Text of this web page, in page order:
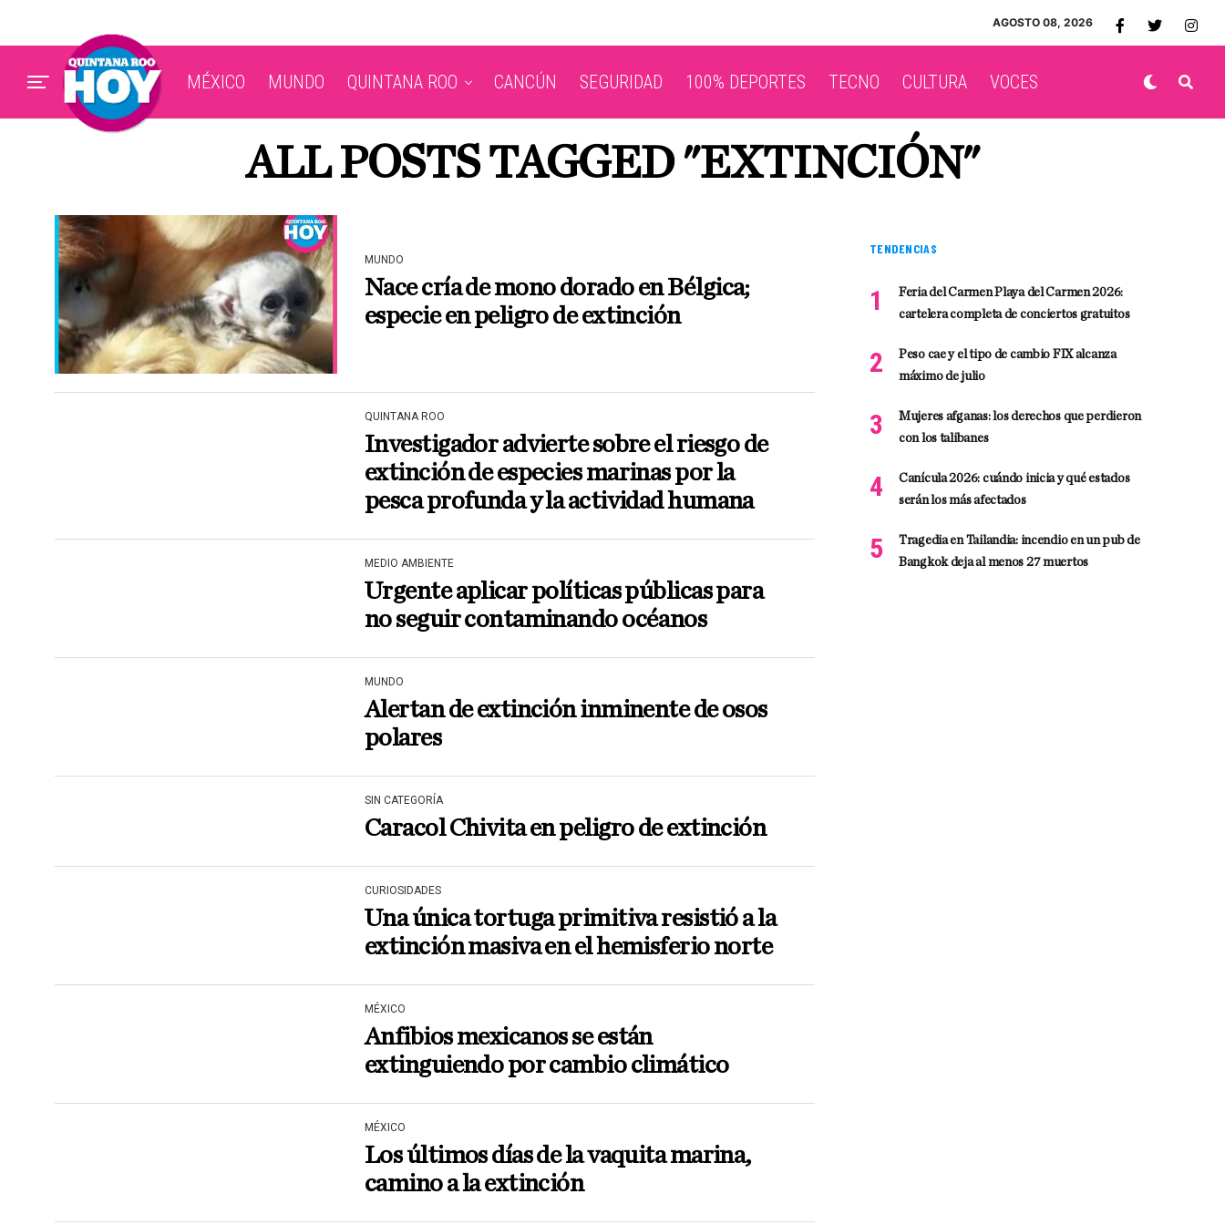
AGOSTO 08, 2026
MÉXICO MUNDO QUINTANA ROO CANCÚN SEGURIDAD 100% DEPORTES TECNO CULTURA VOCES
ALL POSTS TAGGED "EXTINCIÓN"
MUNDO
Nace cría de mono dorado en Bélgica;
especie en peligro de extinción
QUINTANA ROO
Investigador advierte sobre el riesgo de
extinción de especies marinas por la
pesca profunda y la actividad humana
MEDIO AMBIENTE
Urgente aplicar políticas públicas para
no seguir contaminando océanos
MUNDO
Alertan de extinción inminente de osos
polares
SIN CATEGORÍA
Caracol Chivita en peligro de extinción
CURIOSIDADES
Una única tortuga primitiva resistió a la
extinción masiva en el hemisferio norte
MÉXICO
Anfibios mexicanos se están
extinguiendo por cambio climático
MÉXICO
Los últimos días de la vaquita marina,
camino a la extinción
TENDENCIAS
Feria del Carmen Playa del Carmen 2026:
cartelera completa de conciertos gratuitos
Peso cae y el tipo de cambio FIX alcanza
máximo de julio
Mujeres afganas: los derechos que perdieron
con los talibanes
Canícula 2026: cuándo inicia y qué estados
serán los más afectados
Tragedia en Tailandia: incendio en un pub de
Bangkok deja al menos 27 muertos